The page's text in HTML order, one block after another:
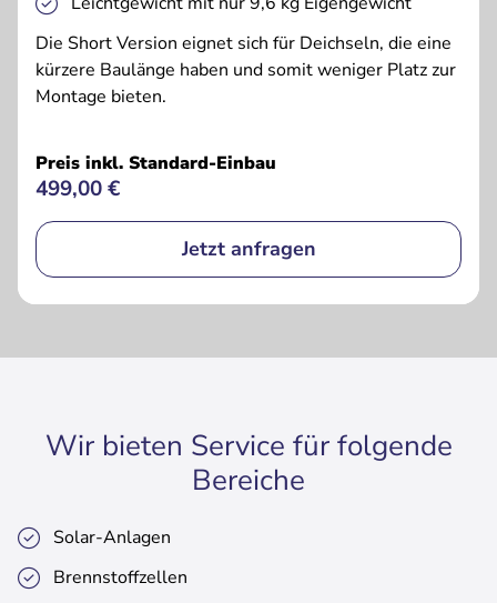
Die Short Version eignet sich für Deichseln, die eine
kürzere Baulänge haben und somit weniger Platz zur
Montage bieten.
Preis inkl. Standard-Einbau
499,00 €
Jetzt anfragen
Wir bieten Service für folgende
Bereiche
Solar-Anlagen
Brennstoffzellen